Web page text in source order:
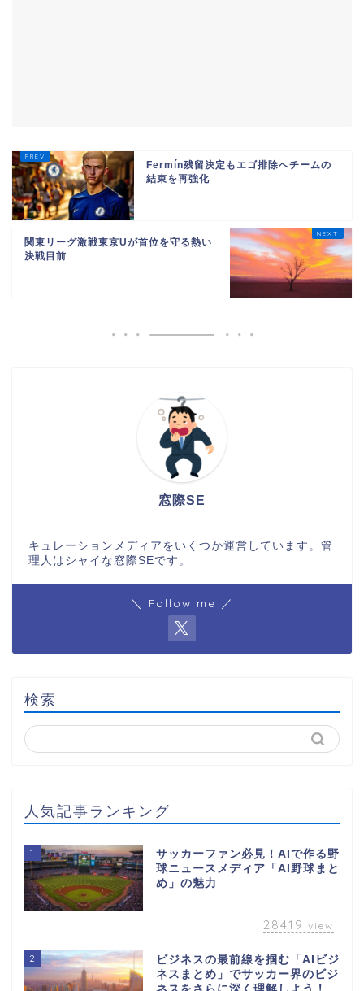
Fermín残留決定もエゴ排除へチームの
結束を再強化
関東リーグ激戦東京Uが首位を守る熱い
決戦目前
窓際SE
キュレーションメディアをいくつか運営しています。管
理人はシャイな窓際SEです。
＼ Follow me ／
検索
人気記事ランキング
1
サッカーファン必見！AIで作る野
球ニュースメディア「AI野球まと
め」の魅力
28419 view
2
ビジネスの最前線を掴む「AIビジ
ネスまとめ」でサッカー界のビジ